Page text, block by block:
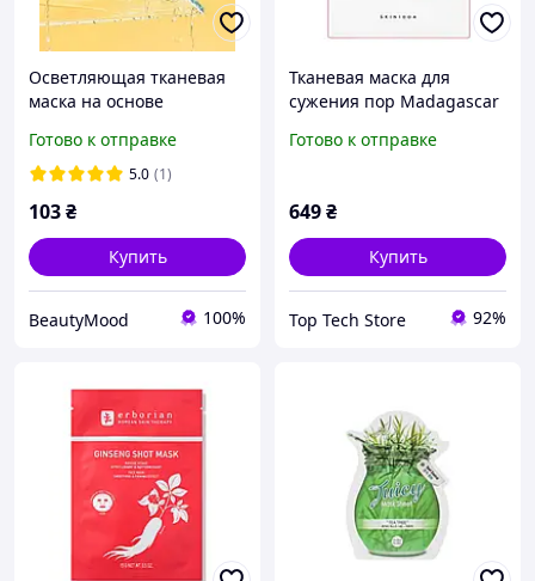
Осветляющая тканевая
маска на основе
Dark Spot Brightening
Serum Mask 27 мл
Готово к отправке
5.0 (1)
103₴
Купить
BeautyMood 100%
Тканевая маска для
сужения пор Madagascar
Clarifying Mask 5 шт
Готово к отправке
649₴
Купить
Top Tech Store 92%